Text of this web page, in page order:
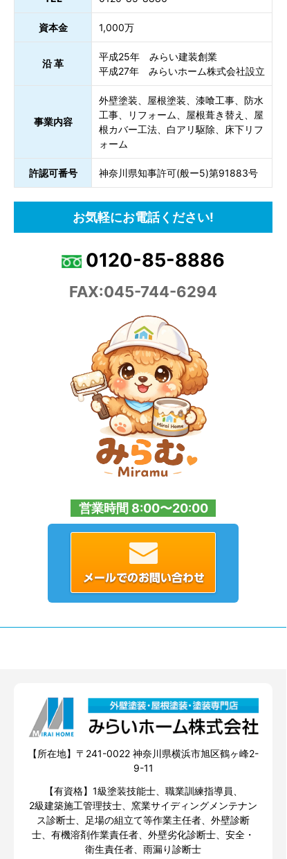
資本金 1,000万
沿 革
平成25年 みらい建装創業
平成27年 みらいホーム株式会社設立
事業内容
外壁塗装、屋根塗装、漆喰工事、防水
工事、リフォーム、屋根葺き替え、屋
根カバー工法、白アリ駆除、床下リフ
ォーム
許認可番号 神奈川県知事許可(般ー5)第91883号
お気軽にお電話ください!
0120-85-8886
FAX:045-744-6294
営業時間 8:00〜20:00
【所在地】〒241-0022 神奈川県横浜市旭区鶴ヶ峰2-
9-11
【有資格】1級塗装技能士、職業訓練指導員、
2級建築施工管理技士、窯業サイディングメンテナン
ス診断士、足場の組立て等作業主任者、外壁診断
士、有機溶剤作業責任者、外壁劣化診断士、安全・
衛生責任者、雨漏り診断士